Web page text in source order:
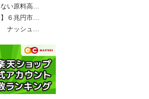
い原料高…
６兆円市…
ナッシュ…